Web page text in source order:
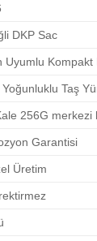
DKP Sac
Uyumlu
Taş
256G merkezi
Garantisi
Üretim